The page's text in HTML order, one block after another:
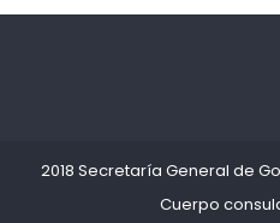
Escort
siteler2018 Secretaría General de
Cuerpo